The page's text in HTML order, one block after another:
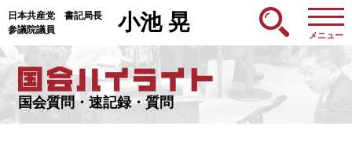
日本共産党 書記局長
参議院議員
小池 晃
メニュー
国会質問・速記録・質問